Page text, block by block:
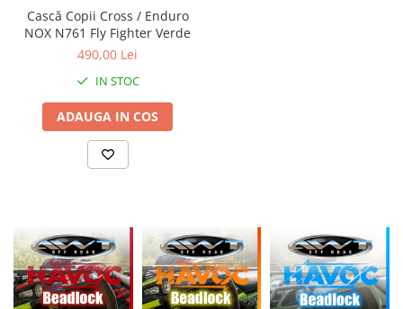
Cască Copii Cross / Enduro
NOX N761 Fly Fighter Verde
490,00 Lei
IN STOC
ADAUGA IN COS